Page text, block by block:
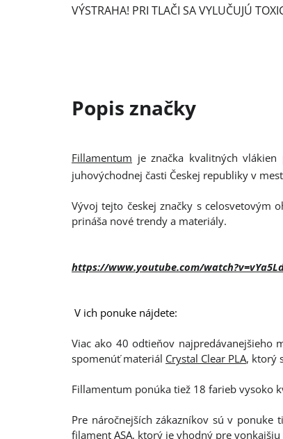
VÝSTRAHA! PRI TLAČI SA VYLUČUJÚ
Fillamentum je značka kvalitných
juhovýchodnej časti Českej republiky v
Vývoj tejto českej značky s celosvetovým
prináša nové trendy a materiály.
https://www.youtube.com/
V ich ponuke nájdete:
Viac ako 40 odtieňov najpredávanejšieho
spomenúť materiál Crystal Clear PLA, ktorý
Fillamentum ponúka tiež 18 farieb vysoko
Pre náročnejších zákazníkov sú v
filament ASA, ktorý je vhodný pre